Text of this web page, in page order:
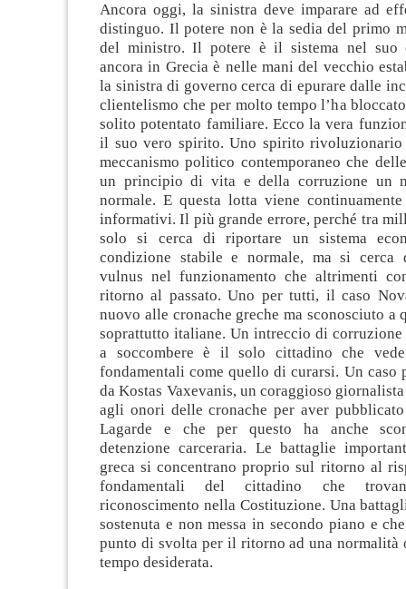
Ancora oggi, la sinistra deve imparare ad
distinguo. Il potere non è la sedia del primo
del ministro. Il potere è il sistema nel suo
ancora in Grecia è nelle mani del vecchio
la sinistra di governo cerca di epurare dalle
clientelismo che per molto tempo l’ha
solito potentato familiare. Ecco la vera
il suo vero spirito. Uno spirito
meccanismo politico contemporaneo che
un principio di vita e della corruzione un
normale. E questa lotta viene
informativi. Il più grande errore, perché tra
solo si cerca di riportare un sistema
condizione stabile e normale, ma si cerca
vulnus nel funzionamento che altrimenti
ritorno al passato. Uno per tutti, il caso
nuovo alle cronache greche ma sconosciuto a
soprattutto italiane. Un intreccio di
a soccombere è il solo cittadino che
fondamentali come quello di curarsi. Un caso
da Kostas Vaxevanis, un coraggioso
agli onori delle cronache per aver
Lagarde e che per questo ha anche
detenzione carceraria. Le battaglie
greca si concentrano proprio sul ritorno al
fondamentali del cittadino che
riconoscimento nella Costituzione. Una
sostenuta e non messa in secondo piano e
punto di svolta per il ritorno ad una normalità
tempo desiderata.